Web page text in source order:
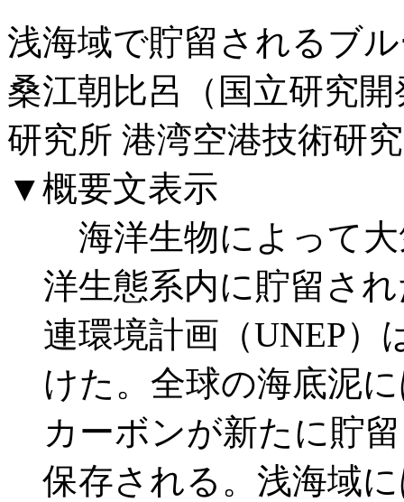
浅海域で貯留されるブ
桑江朝比呂（国立研究
研究所 港湾空港技術研
▼概要文表示
海洋生物によって大
洋生態系内に貯留さ
連環境計画（UNEP）
けた。全球の海底泥
カーボンが新たに貯
保存される。浅海域